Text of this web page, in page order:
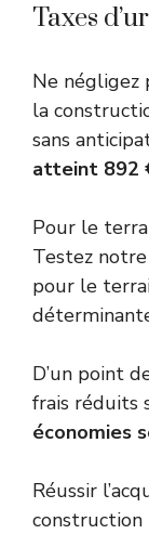
Taxes
Ne négligez
la
sans
atteint 892
Pour le
Testez notre
pour le
D’un point
frais réduits
économies
Réussir